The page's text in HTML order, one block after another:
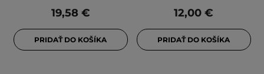
19,58 €
PRIDAŤ DO KOŠÍKA
12,00 €
PRIDAŤ DO KOŠÍKA